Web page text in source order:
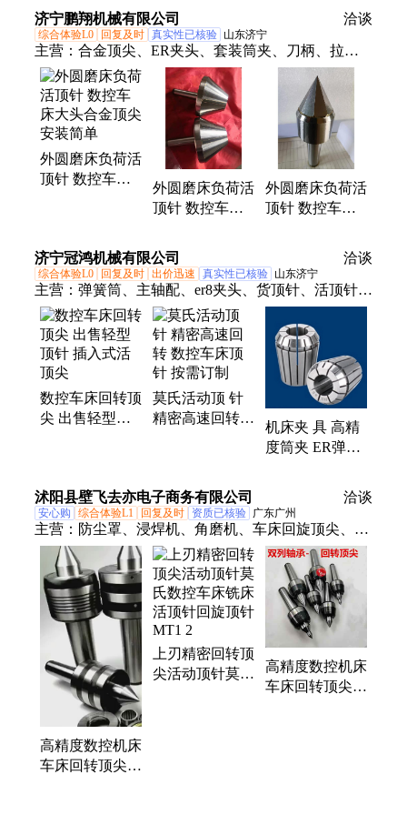
广泛
济宁鹏翔机械有限公司 洽谈
综合体验L0 回复及时 真实性已核验 山东济宁
主营： 合金顶尖、ER夹头、套装筒夹、刀柄、拉
钉、顶尖
外圆磨床负荷活
顶针 数控车床
外圆磨床负荷活
顶针 数控车床
超硬表面光滑
外圆磨床负荷活
顶针 数控车床
支持加工定制
济宁冠鸿机械有限公司 洽谈
综合体验L0 回复及时 出价迅速 真实性已核验 山东济宁
主营： 弹簧筒、主轴配、er8夹头、货顶针、活顶针、
重型顶针、er25夹头、er11筒夹、er20夹头、er50夹
头、er32夹头、er40夹头、机床夹头、铣床夹头、钻
铣夹头、夹头夹具、夹头筒夹、弹簧夹具、筒夹夹
具、刀具夹具、高速回转、回转顶尖、机床附件、精
密筒夹、工具夹头
数控车床回转顶
尖 出售轻型顶
莫氏活动顶 针
精密高速回转
机床夹 具 高精
度筒夹 ER弹簧
孔径齐全 安需
订制
沭阳县壁飞去亦电子商务有限公司 洽谈
安心购 综合体验L1 回复及时 资质已核验 广东广州
主营： 防尘罩、浸焊机、角磨机、车床回旋顶尖、高
压管、电圆锯、注油器、工锯台、洗衣机、展示台、
砂轮机、熔锡炉、切割机、加注器、电子秤、黄油
机、变频器、调压器、空压机、显示器、黄油枪、化
锡器、焊锡锅、木工锯、头磅机、旋转台
高精度数控机床
车床回转顶尖尾
上刃精密回转顶
尖活动顶针莫氏
高精度数控机床
车床回转顶尖尾